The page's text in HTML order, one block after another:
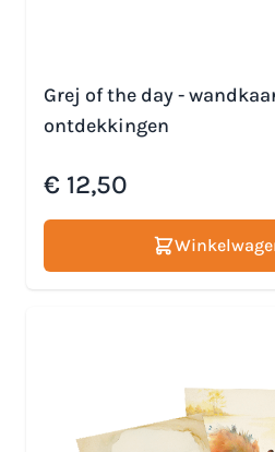
Grej of the day -
ontdekkingen
€ 12,50